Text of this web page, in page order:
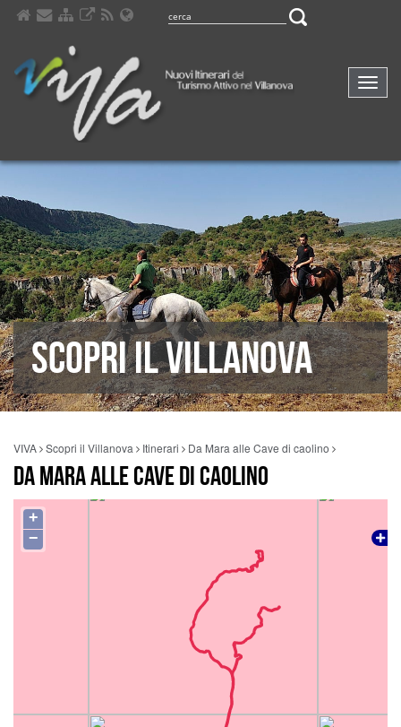
SCOPRI IL VILLANOVA
VIVA Scopri il Villanova Itinerari Da Mara alle Cave di caolino
DA MARA ALLE CAVE DI CAOLINO
+
−